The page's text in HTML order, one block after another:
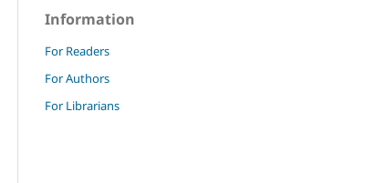
Information
For Readers
For Authors
For Librarians